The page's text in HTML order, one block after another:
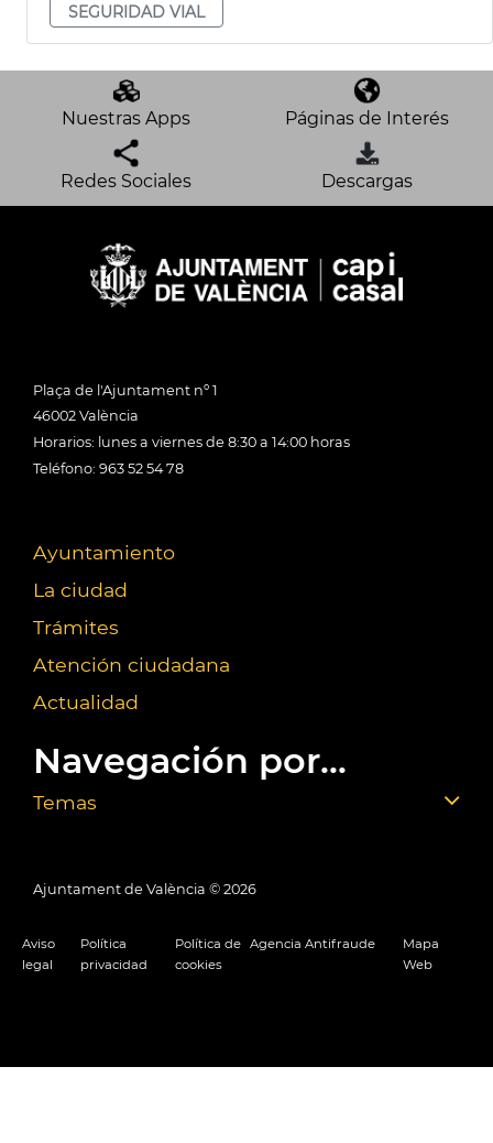
SEGURIDAD VIAL
Nuestras Apps Páginas de Interés
Redes Sociales Descargas
Plaça de l'Ajuntament nº 1
46002 València
Horarios: lunes a viernes de 8:30 a 14:00 horas
Teléfono: 963 52 54 78
Ayuntamiento
La ciudad
Trámites
Atención ciudadana
Actualidad
Navegación por...
Temas
Ajuntament de València © 2026
Aviso
legal
Política
privacidad
Política de
cookies
Agencia Antifraude
Mapa
Web